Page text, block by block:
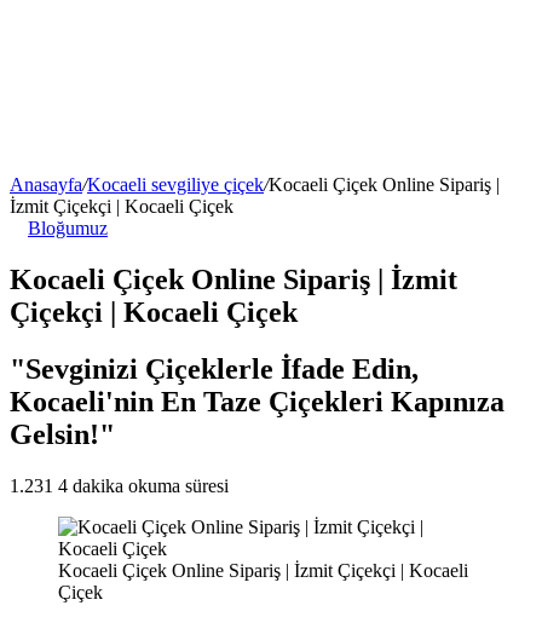
Anasayfa/Kocaeli sevgiliye çiçek/Kocaeli Çiçek Online Sipariş |
İzmit Çiçekçi | Kocaeli Çiçek
Bloğumuz
Kocaeli Çiçek Online Sipariş | İzmit
Çiçekçi | Kocaeli Çiçek
"Sevginizi Çiçeklerle İfade Edin,
Kocaeli'nin En Taze Çiçekleri Kapınıza
Gelsin!"
1.231 4 dakika okuma süresi
Kocaeli Çiçek Online Sipariş | İzmit Çiçekçi | Kocaeli
Çiçek